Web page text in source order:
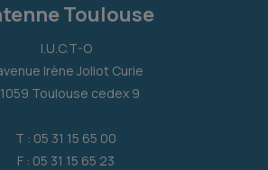
Toulouse
I.U.C.T-O
Irène Joliot Curie
Toulouse cedex 9
T : 05 31 15 65 00
F : 05 31 15 65 23